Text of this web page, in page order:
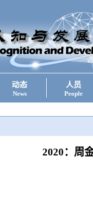
动态
News
人员
People
2020：周